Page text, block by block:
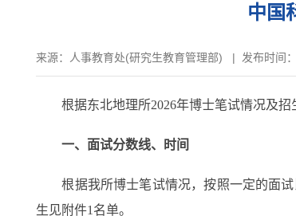
中国
来源： 人事教育处(研究生教育管理部) | 发布时间
根据东北地理所2026年博士笔试情况及招
一、面试分数线、时间
根据我所博士笔试情况，按照一定的面试
生见附件1名单。